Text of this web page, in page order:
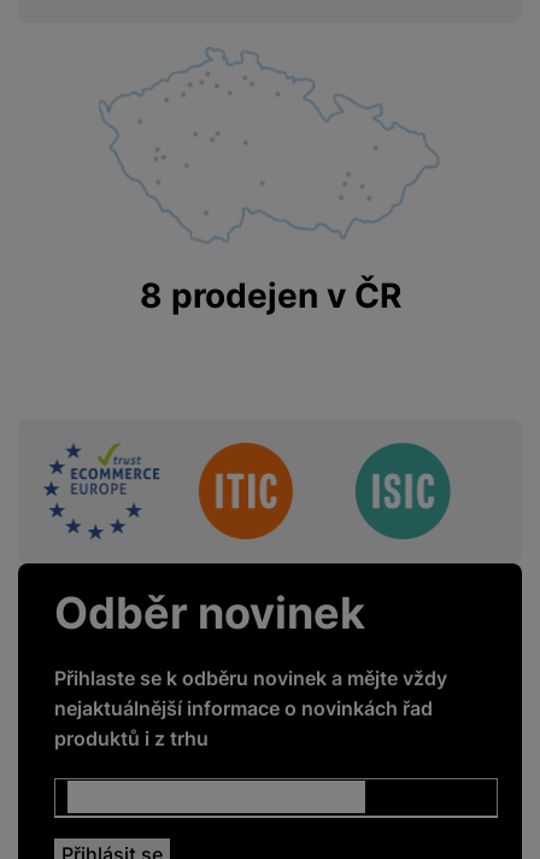
8 prodejen v ČR
Sdružení
Odběr novinek
Přihlaste se k odběru novinek a mějte vždy
nejaktuálnější informace o novinkách řad
produktů i z trhu